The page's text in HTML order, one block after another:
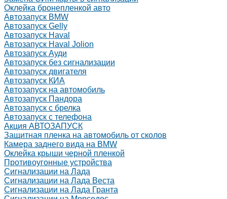
Оклейка бронепленкой авто
Автозапуск BMW
Автозапуск Gelly
Автозапуск Haval
Автозапуск Haval Jolion
Автозапуск Ауди
Автозапуск без сигнализации
Автозапуск двигателя
Автозапуск КИА
Автозапуск на автомобиль
Автозапуск Пандора
Автозапуск с брелка
Автозапуск с телефона
Акция АВТОЗАПУСК
Защитная пленка на автомобиль от сколов
Камера заднего вида на BMW
Оклейка крыши черной пленкой
Противоугонные устройства
Сигнализации на Лада
Сигнализации на Лада Веста
Сигнализации на Лада Гранта